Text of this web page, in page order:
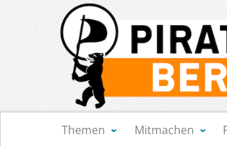
Navigation
Themen Mitmachen